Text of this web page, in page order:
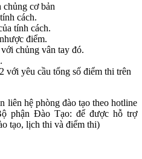
cơ bản
cách.
tính cách.
điểm.
chủng vân tay đó.
với yêu cầu tổng số điểm thi trên
liên hệ phòng đào tạo theo hotline
phận Đào Tạo: để được hỗ trợ
tạo, lịch thi và điểm thi)